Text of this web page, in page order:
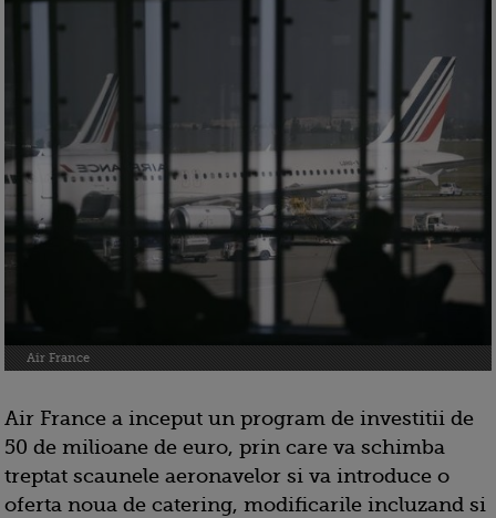
Air France
Air France a inceput un program de investitii de
50 de milioane de euro, prin care va schimba
treptat scaunele aeronavelor si va introduce o
oferta noua de catering, modificarile incluzand si